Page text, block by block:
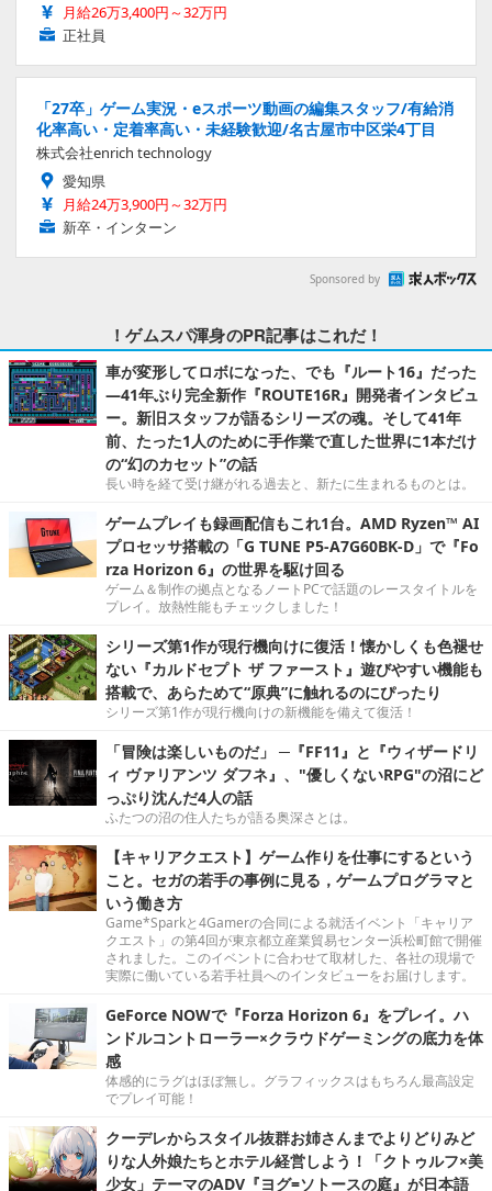
月給26万3,400円～32万円
正社員
「27卒」ゲーム実況・eスポーツ動画の編集スタッフ/有給消
化率高い・定着率高い・未経験歓迎/名古屋市中区栄4丁目
株式会社enrich technology
愛知県
月給24万3,900円～32万円
新卒・インターン
Sponsored by
！ゲムスパ渾身のPR記事はこれだ！
車が変形してロボになった、でも『ルート16』だった
―41年ぶり完全新作『ROUTE16R』開発者インタビュ
ー。新旧スタッフが語るシリーズの魂。そして41年
前、たった1人のために手作業で直した世界に1本だけ
の“幻のカセット”の話
長い時を経て受け継がれる過去と、新たに生まれるものとは。
ゲームプレイも録画配信もこれ1台。AMD Ryzen™ AI
プロセッサ搭載の「G TUNE P5-A7G60BK-D」で『Fo
rza Horizon 6』の世界を駆け回る
ゲーム＆制作の拠点となるノートPCで話題のレースタイトルを
プレイ。放熱性能もチェックしました！
シリーズ第1作が現行機向けに復活！懐かしくも色褪せ
ない『カルドセプト ザ ファースト』遊びやすい機能も
搭載で、あらためて“原典”に触れるのにぴったり
シリーズ第1作が現行機向けの新機能を備えて復活！
「冒険は楽しいものだ」 ─『FF11』と『ウィザードリ
ィ ヴァリアンツ ダフネ』、"優しくないRPG"の沼にど
っぷり沈んだ4人の話
ふたつの沼の住人たちが語る奥深さとは。
【キャリアクエスト】ゲーム作りを仕事にするという
こと。セガの若手の事例に見る，ゲームプログラマと
いう働き方
Game*Sparkと4Gamerの合同による就活イベント「キャリア
クエスト」の第4回が東京都立産業貿易センター浜松町館で開催
されました。このイベントに合わせて取材した、各社の現場で
実際に働いている若手社員へのインタビューをお届けします。
GeForce NOWで『Forza Horizon 6』をプレイ。ハ
ンドルコントローラー×クラウドゲーミングの底力を体
感
体感的にラグはほぼ無し。グラフィックスはもちろん最高設定
でプレイ可能！
クーデレからスタイル抜群お姉さんまでよりどりみど
りな人外娘たちとホテル経営しよう！「クトゥルフ×美
少女」テーマのADV『ヨグ=ソトースの庭』が日本語